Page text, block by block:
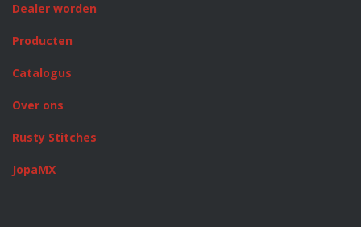
Dealer worden
Producten
Catalogus
Over ons
Rusty Stitches
JopaMX